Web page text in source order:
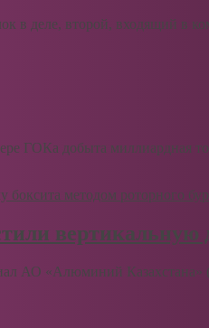
в деле, второй, входящий в
ГОКа добыта миллиардная
вертикальную
АО «Алюминий Казахстана»